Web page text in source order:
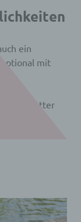
ein
optional mit
Wetter